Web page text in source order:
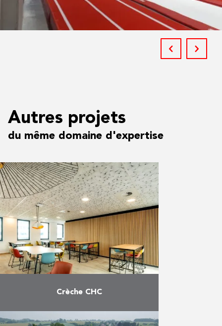
Autres projets
du même domaine d'expertise
Crèche CHC
Construction d’un bâtiment de